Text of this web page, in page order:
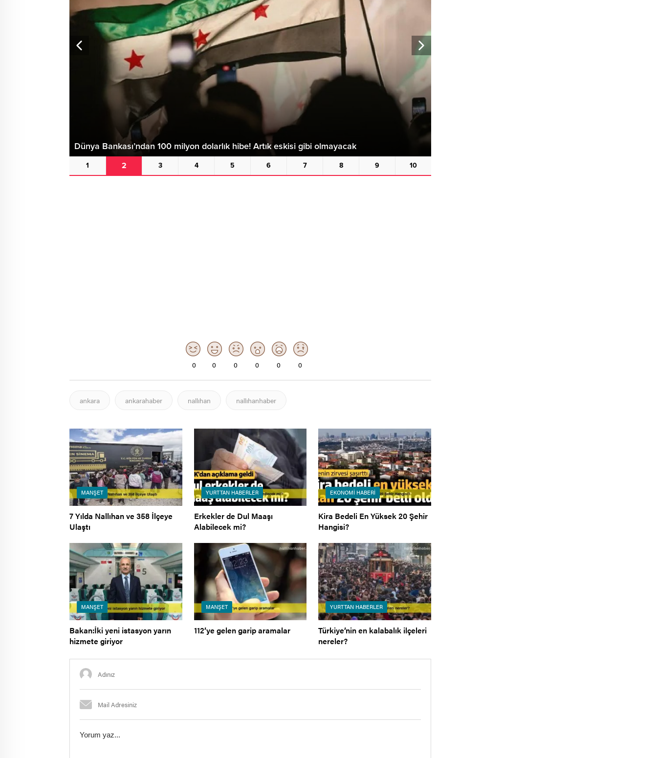
0 0 0 0 0 0
ankara ankarahaber nallıhan nallıhanhaber
MANŞET
7 Yılda Nallıhan ve 358 İlçeye
Ulaştı
YURTTAN HABERLER
Erkekler de Dul Maaşı
Alabilecek mi?
EKONOMI HABERI
Kira Bedeli En Yüksek 20 Şehir
Hangisi?
MANŞET
Bakan:İki yeni istasyon yarın
hizmete giriyor
MANŞET
112’ye gelen garip aramalar
YURTTAN HABERLER
Türkiye’nin en kalabalık ilçeleri
nereler?